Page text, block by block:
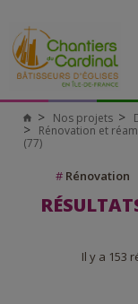
Nos projets
Rénovation et
(77)
# Rénovation
Il y a 153